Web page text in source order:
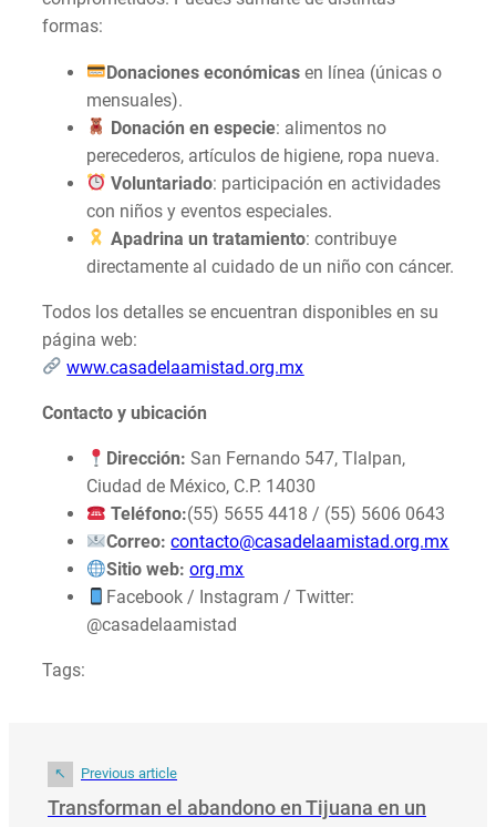
formas:
Donaciones económicas en línea (únicas o
mensuales).
Donación en especie: alimentos no
perecederos, artículos de higiene, ropa nueva.
Voluntariado: participación en actividades
con niños y eventos especiales.
Apadrina un tratamiento: contribuye
directamente al cuidado de un niño con cáncer.
Todos los detalles se encuentran disponibles en su
página web:
www.casadelaamistad.org.mx
Contacto y ubicación
Dirección: San Fernando 547, Tlalpan,
Ciudad de México, C.P. 14030
Teléfono:(55) 5655 4418 / (55) 5606 0643
Correo: contacto@casadelaamistad.org.mx
Sitio web: org.mx
Facebook / Instagram / Twitter:
@casadelaamistad
Tags:
Previous article
Transforman el abandono en Tijuana en un